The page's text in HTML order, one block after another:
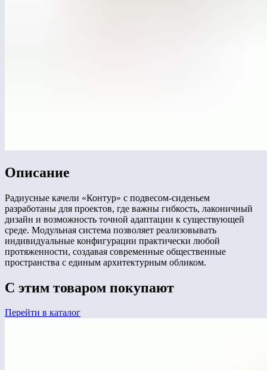
Описание
Радиусные качели «Контур» с подвесом-сиденьем
разработаны для проектов, где важны гибкость, лаконичный
дизайн и возможность точной адаптации к существующей
среде. Модульная система позволяет реализовывать
индивидуальные конфигурации практически любой
протяженности, создавая современные общественные
пространства с единым архитектурным обликом.
С этим товаром покупают
Перейти в каталог